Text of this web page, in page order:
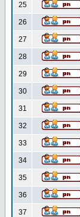
25
26
27
28
29
30
31
32
33
34
35
36
37